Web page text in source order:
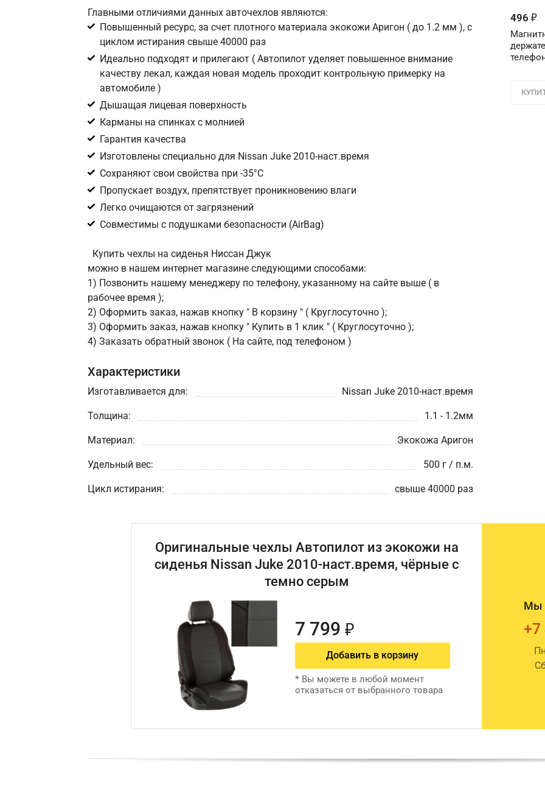
Телефон*
Соглашение об
Для
персональных
в поле ниже
Главными отличиями данных авточехлов являются:
Повышенный ресурс, за счет плотного материала экокожи Аригон ( до 1.2 мм ), с
циклом истирания свыше 40000 раз
Идеально подходят и прилегают ( Автопилот уделяет повышенное внимание
качеству лекал, каждая новая модель проходит контрольную примерку на
автомобиле )
Дышащая лицевая поверхность
Карманы на спинках с молнией
Гарантия качества
Изготовлены специально для Nissan Juke 2010-наст.время
Сохраняют свои свойства при -35°С
Пропускает воздух, препятствует проникновению влаги
Легко очищаются от загрязнений
Совместимы с подушками безопасности (AirBag)
Купить чехлы на сиденья Ниссан Джук
можно в нашем интернет магазине следующими способами:
1) Позвонить нашему менеджеру по телефону, указанному на сайте выше ( в
рабочее время );
2) Оформить заказ, нажав кнопку " В корзину " ( Круглосуточно );
3) Оформить заказ, нажав кнопку " Купить в 1 клик " ( Круглосуточно );
4) Заказать обратный звонок ( На сайте, под телефоном )
Характеристики
Изготавливается для: Nissan Juke 2010-наст.время
Толщина: 1.1 - 1.2мм
Материал: Экокожа Аригон
Удельный вес: 500 г / п.м.
Цикл истирания: свыше 40000 раз
496 ₽
Мы
+7
Оригинальные чехлы Автопилот из экокожи на
сиденья Nissan Juke 2010-наст.время, чёрные с
темно серым
7 799 ₽
Добавить в корзину
*Вы можете в любой момент
отказаться от выбранного товара